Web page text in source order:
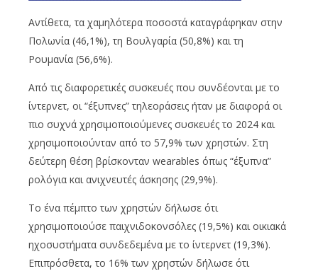
Αντίθετα, τα χαμηλότερα ποσοστά καταγράφηκαν στην
Πολωνία (46,1%), τη Βουλγαρία (50,8%) και τη
Ρουμανία (56,6%).
Από τις διαφορετικές συσκευές που συνδέονται με το
ίντερνετ, οι “έξυπνες” τηλεοράσεις ήταν με διαφορά οι
πιο συχνά χρησιμοποιούμενες συσκευές το 2024 και
χρησιμοποιούνταν από το 57,9% των χρηστών. Στη
δεύτερη θέση βρίσκονταν wearables όπως “έξυπνα”
ρολόγια και ανιχνευτές άσκησης (29,9%).
Το ένα πέμπτο των χρηστών δήλωσε ότι
χρησιμοποιούσε παιχνιδοκονσόλες (19,5%) και οικιακά
ηχοσυστήματα συνδεδεμένα με το ίντερνετ (19,3%).
Επιπρόσθετα, το 16% των χρηστών δήλωσε ότι